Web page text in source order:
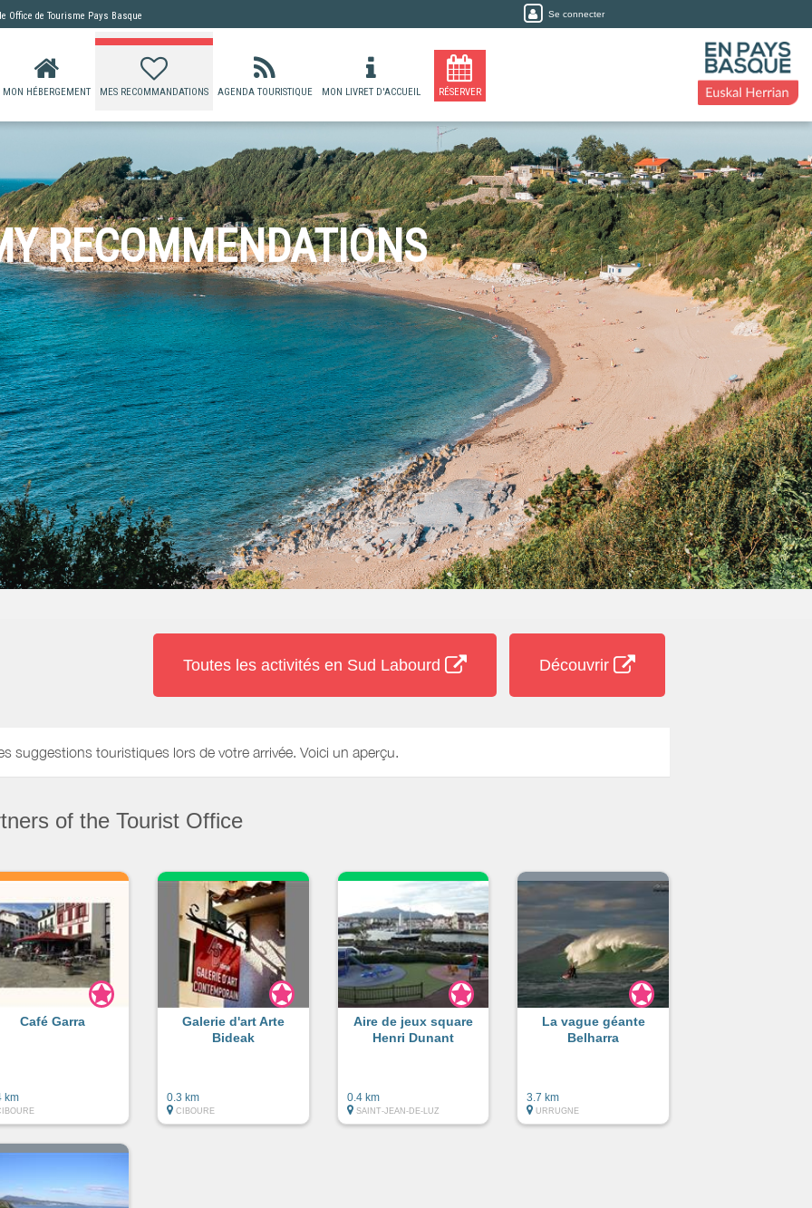
Office de Tourisme Pays Basque Se connecter
MON HÉBERGEMENT MES RECOMMANDATIONS AGENDA TOURISTIQUE MON LIVRET D'ACCUEIL RÉSERVER
RECOMMENDATIONS
Toutes les activités en Sud Labourd Découvrir
suggestions touristiques lors de votre arrivée. Voici un aperçu.
of the Tourist Office
Café Garra
km
Galerie d'art Arte
Bideak
0.3 km
CIBOURE
Aire de jeux square
Henri Dunant
0.4 km
SAINT-JEAN-DE-LUZ
La vague géante
Belharra
3.7 km
URRUGNE